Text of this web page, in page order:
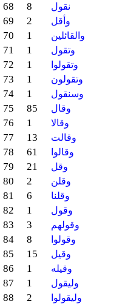
68 8 نقول
69 2 وأقل
70 1 والقائلين
71 1 وتقول
72 1 وتقولوا
73 1 وتقولون
74 1 وسنقول
75 85 وقال
76 1 وقالا
77 13 وقالت
78 61 وقالوا
79 21 وقل
80 2 وقلن
81 6 وقلنا
82 1 وقول
83 3 وقولهم
84 8 وقولوا
85 15 وقيل
86 1 وقيله
87 1 وليقول
88 2 وليقولوا